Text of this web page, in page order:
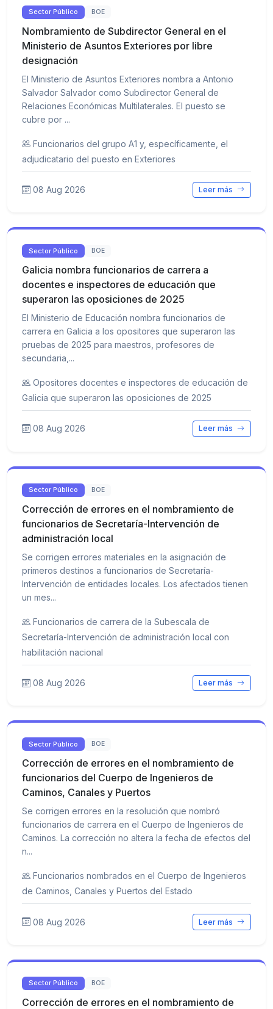
Sector Público BOE
Nombramiento de Subdirector General en el
Ministerio de Asuntos Exteriores por libre
designación
El Ministerio de Asuntos Exteriores nombra a Antonio
Salvador Salvador como Subdirector General de
Relaciones Económicas Multilaterales. El puesto se
cubre por ...
Funcionarios del grupo A1 y, específicamente, el
adjudicatario del puesto en Exteriores
08 Aug 2026 Leer más
Sector Público BOE
Galicia nombra funcionarios de carrera a
docentes e inspectores de educación que
superaron las oposiciones de 2025
El Ministerio de Educación nombra funcionarios de
carrera en Galicia a los opositores que superaron las
pruebas de 2025 para maestros, profesores de
secundaria,...
Opositores docentes e inspectores de educación de
Galicia que superaron las oposiciones de 2025
08 Aug 2026 Leer más
Sector Público BOE
Corrección de errores en el nombramiento de
funcionarios de Secretaría-Intervención de
administración local
Se corrigen errores materiales en la asignación de
primeros destinos a funcionarios de Secretaría-
Intervención de entidades locales. Los afectados tienen
un mes...
Funcionarios de carrera de la Subescala de
Secretaría-Intervención de administración local con
habilitación nacional
08 Aug 2026 Leer más
Sector Público BOE
Corrección de errores en el nombramiento de
funcionarios del Cuerpo de Ingenieros de
Caminos, Canales y Puertos
Se corrigen errores en la resolución que nombró
funcionarios de carrera en el Cuerpo de Ingenieros de
Caminos. La corrección no altera la fecha de efectos del
n...
Funcionarios nombrados en el Cuerpo de Ingenieros
de Caminos, Canales y Puertos del Estado
08 Aug 2026 Leer más
Sector Público BOE
Corrección de errores en el nombramiento de